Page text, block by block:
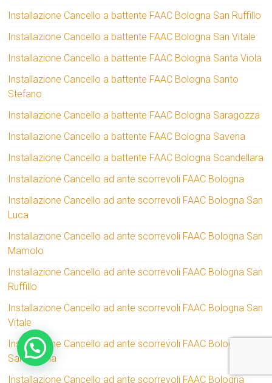
Installazione Cancello a battente FAAC Bologna San Ruffillo
Installazione Cancello a battente FAAC Bologna San Vitale
Installazione Cancello a battente FAAC Bologna Santa Viola
Installazione Cancello a battente FAAC Bologna Santo
Stefano
Installazione Cancello a battente FAAC Bologna Saragozza
Installazione Cancello a battente FAAC Bologna Savena
Installazione Cancello a battente FAAC Bologna Scandellara
Installazione Cancello ad ante scorrevoli FAAC Bologna
Installazione Cancello ad ante scorrevoli FAAC Bologna San
Luca
Installazione Cancello ad ante scorrevoli FAAC Bologna San
Mamolo
Installazione Cancello ad ante scorrevoli FAAC Bologna San
Ruffillo
Installazione Cancello ad ante scorrevoli FAAC Bologna San
Vitale
Installazione Cancello ad ante scorrevoli FAAC Bologna
Santa Viola
Installazione Cancello ad ante scorrevoli FAAC Bologna